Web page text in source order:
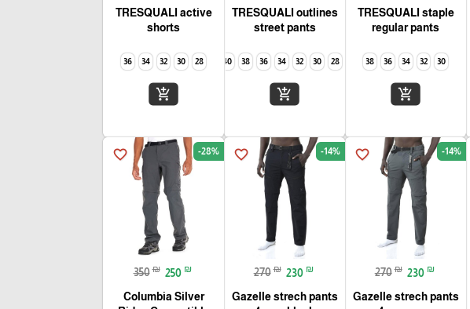
TRESQUALI staple
regular pants
30
32
34
36
38
add_shopping_cart
TRESQUALI outlines
street pants
28
30
32
34
36
38
40
add_shopping_cart
TRESQUALI active
shorts
28
30
32
34
36
add_shopping_cart
favorite_border -14%
270 ₪ 230 ₪
Gazelle strech pants
favorite_border -14%
270 ₪ 230 ₪
Gazelle strech pants
favorite_border -28%
350 ₪ 250 ₪
Columbia Silver